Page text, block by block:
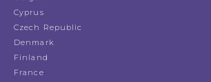
Cyprus
Czech Republic
Denmark
Finland
France